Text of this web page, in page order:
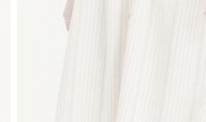
Gratis fraktalternativer